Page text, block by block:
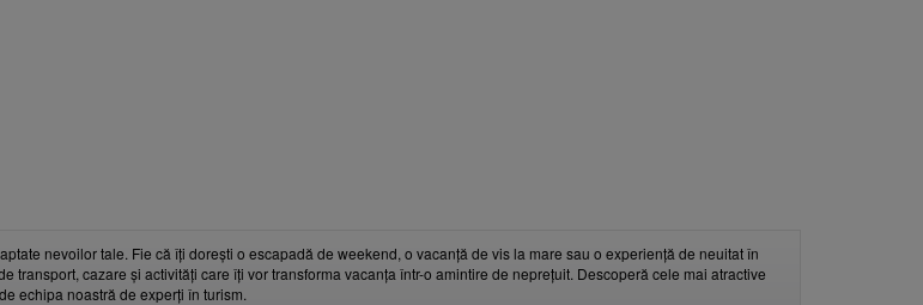
nevoilor tale. Fie că îți dorești o escapadă de weekend, o vacanță de vis la mare sau o experiență de neuitat în
cazare și activități care îți vor transforma vacanța într-o amintire de neprețuit. Descoperă cele mai atractive
echipa noastră de experți în turism.